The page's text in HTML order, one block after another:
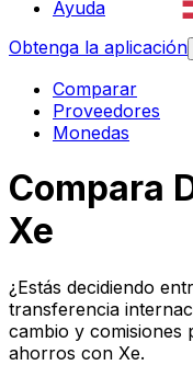
Ayuda
Obtenga la aplicación
Comparar
Proveedores
Monedas
Compara
Xe
¿Estás decidiendo
transferencia
cambio y comisiones
ahorros con Xe.